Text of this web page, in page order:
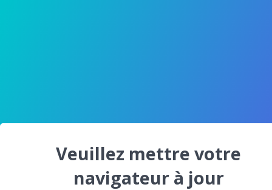
Veuillez mettre votre
navigateur à jour